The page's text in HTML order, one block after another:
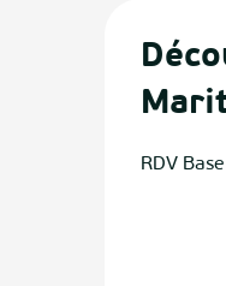
RDV